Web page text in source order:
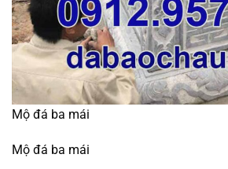
Mộ đá ba mái
Mộ đá ba mái